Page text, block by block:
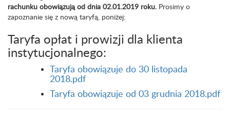
rachunku obowiązują od dnia 02.01.2019 roku. Prosimy o
zapoznanie się z nową taryfą, poniżej:
Taryfa opłat i prowizji dla klienta
instytucjonalnego:
Taryfa obowiązuje do 30 listopada
2018.pdf
Taryfa obowiązuje od 03 grudnia 2018.pdf